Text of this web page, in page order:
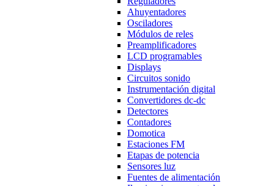
Ahuyentadores
Osciladores
Módulos de reles
Preamplificadores
LCD programables
Displays
Circuitos sonido
Instrumentación digital
Convertidores dc-dc
Detectores
Contadores
Domotica
Estaciones FM
Etapas de potencia
Sensores luz
Fuentes de alimentación